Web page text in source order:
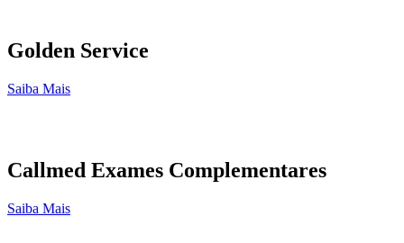
Golden Service
Saiba Mais
Callmed Exames Complementares
Saiba Mais